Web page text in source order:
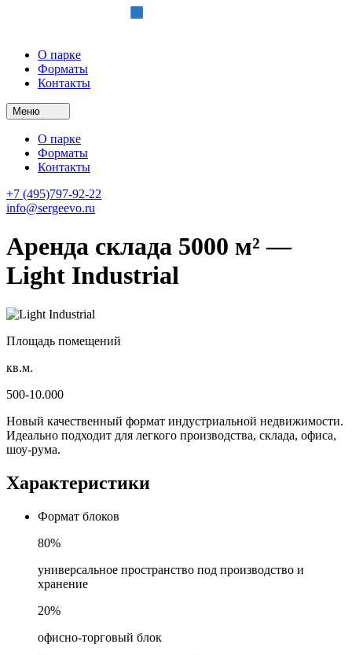
О парке
Форматы
Контакты
Меню
О парке
Форматы
Контакты
+7 (495)797-92-22
info@sergeevo.ru
Аренда склада 5000 м² —
Light Industrial
Площадь помещений
кв.м.
500-10.000
Новый качественный формат индустриальной недвижимости.
Идеально подходит для легкого производства, склада, офиса,
шоу-рума.
Характеристики
Формат блоков
80%
универсальное пространство под производство и
хранение
20%
офисно-торговый блок